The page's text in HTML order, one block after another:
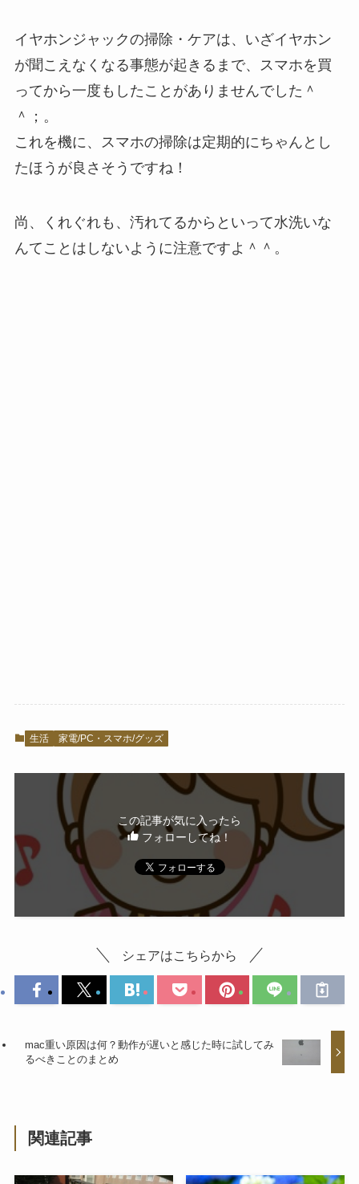
イヤホンジャックの掃除・ケアは、いざイヤホン
が聞こえなくなる事態が起きるまで、スマホを買
ってから一度もしたことがありませんでした＾
＾；。
これを機に、スマホの掃除は定期的にちゃんとし
たほうが良さそうですね！
尚、くれぐれも、汚れてるからといって水洗いな
んてことはしないように注意ですよ＾＾。
生活 家電/PC・スマホ/グッズ
この記事が気に入ったら
フォローしてね！
シェアはこちらから
mac重い原因は何？動作が遅いと感じた時に試してみ
るべきことのまとめ
関連記事